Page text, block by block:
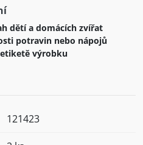
dětí a domácích zvířat
potravin nebo nápojů
výrobku
121423